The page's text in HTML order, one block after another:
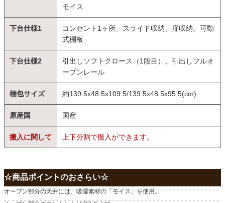
モイス
下台仕様1
コンセント1ヶ所、スライド収納、扉収納、可動
式棚板
下台仕様2
引出しソフトクロース（1段目）、引出しフルオ
ープンレール
梱包サイズ 約139.5x48.5x109.5/139.5x48.5x95.5(cm)
原産国 国産
搬入に関して 上下分割で搬入ができます。
☆商品ポイントのおさらい☆
オープン部分の天井には、吸湿素材の「モイス」を使用。